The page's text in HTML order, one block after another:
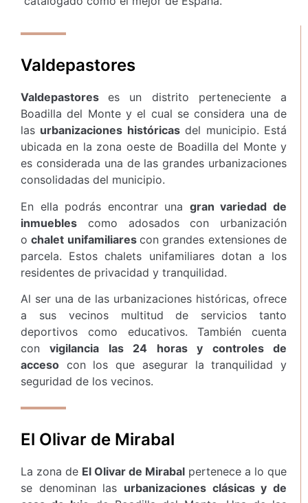
Valdepastores
Valdepastoreses un distrito perteneciente a
Boadilla del Monte y el cual se considera una de
las urbanizaciones históricasdel municipio. Está
ubicada en la zona oeste de Boadilla del Monte y
es considerada una de las grandes urbanizaciones
consolidadas del municipio.
En ella podrás encontrar una gran variedad de
inmuebles como adosados con urbanización
ochalet unifamiliarescon grandes extensiones de
parcela. Estos chalets unifamiliares dotan a los
residentes de privacidad y tranquilidad.
Al ser una de las urbanizaciones históricas, ofrece
a sus vecinos multitud de servicios tanto
deportivos como educativos. También cuenta
convigilancia las 24 horas y controles de
acceso con los que asegurar la tranquilidad y
seguridad de los vecinos.
El Olivar de Mirabal
La zona de El Olivar de Mirabal pertenece a lo que
se denominan las urbanizaciones clásicas y de